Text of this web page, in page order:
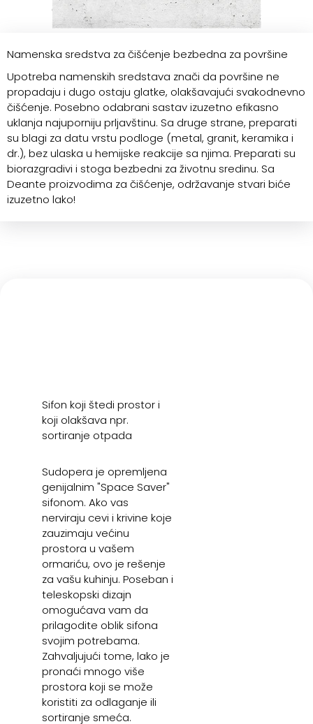
Namenska sredstva za čišćenje bezbedna za površine
Upotreba namenskih sredstava znači da površine ne
propadaju i dugo ostaju glatke, olakšavajući svakodnevno
čišćenje. Posebno odabrani sastav izuzetno efikasno
uklanja najuporniju prljavštinu. Sa druge strane, preparati
su blagi za datu vrstu podloge (metal, granit, keramika i
dr.), bez ulaska u hemijske reakcije sa njima. Preparati su
biorazgradivi i stoga bezbedni za životnu sredinu. Sa
Deante proizvodima za čišćenje, održavanje stvari biće
izuzetno lako!
Sifon koji štedi prostor i
koji olakšava npr.
sortiranje otpada
Sudopera je opremljena
genijalnim "Space Saver"
sifonom. Ako vas
nerviraju cevi i krivine koje
zauzimaju većinu
prostora u vašem
ormariću, ovo je rešenje
za vašu kuhinju. Poseban i
teleskopski dizajn
omogućava vam da
prilagodite oblik sifona
svojim potrebama.
Zahvaljujući tome, lako je
pronaći mnogo više
prostora koji se može
koristiti za odlaganje ili
sortiranje smeća.